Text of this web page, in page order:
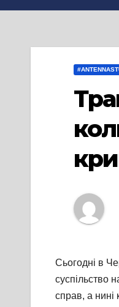
Сьогодні в
суспільство
справ, а